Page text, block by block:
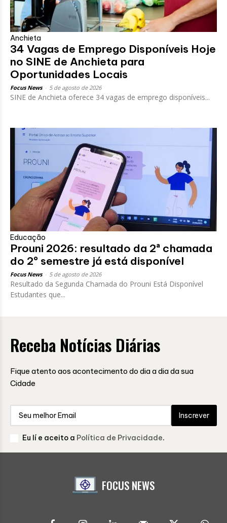
Anchieta
34 Vagas de Emprego Disponíveis Hoje
no SINE de Anchieta para
Oportunidades Locais
Focus News 5 de agosto de 2026
SINE de Anchieta oferece 34 vagas de emprego disponíveis...
Educação
Prouni 2026: resultado da 2ª chamada
do 2º semestre já está disponível
Focus News 5 de agosto de 2026
Resultado da Segunda Chamada do Prouni Está Disponível
Estudantes que...
Receba Notícias Diárias
Fique atento aos acontecimento do dia a dia da sua
Cidade
Inscrever
Eu lí e aceito a Política de Privacidade.
FOCUS NEWS